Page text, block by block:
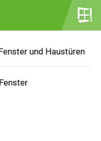
und Haustüren